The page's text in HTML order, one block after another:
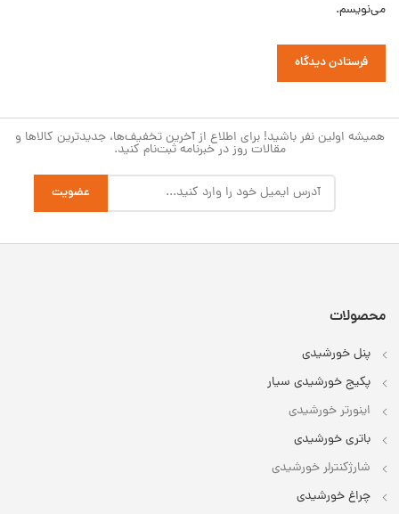
می‌نویسم.
همیشه اولین نفر باشید! برای اطلاع از آخرین تخفیف‌ها، جدیدترین کالاها و
مقالات روز در خبرنامه ثبت‌نام کنید.
محصولات
پنل خورشیدی
پکیج خورشیدی سیار
اینورتر خورشیدی
باتری خورشیدی
شارژکنترلر خورشیدی
چراغ خورشیدی